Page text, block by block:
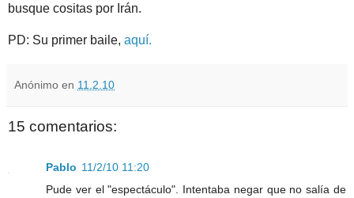
busque cositas por Irán.
PD: Su primer baile, aquí.
Anónimo en 11.2.10
15 comentarios:
Pablo 11/2/10 11:20
Pude ver el "espectáculo". Intentaba negar que no salía de